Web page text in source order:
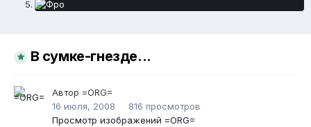
В сумке-гнезде...
Автор =ORG=
16 июля, 2008
816 просмотров
Просмотр изображений =ORG=